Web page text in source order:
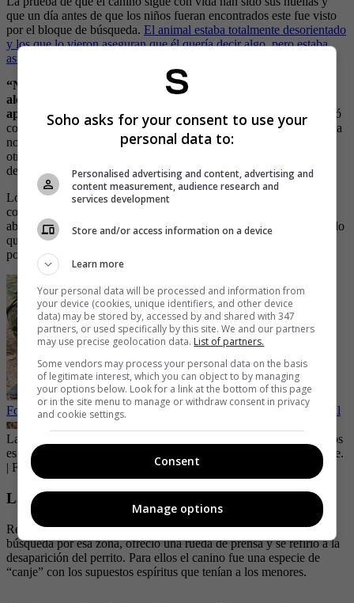
que un día antes de que los niños fueran encontrados este fue visto
por el bloque de búsqueda. El animal estaba totalmente desorientado
y los que lo vieron aseguran que él quería decir algo, pero estaba
asustado y se volvió a perder.
“Nosotros el día 8 (de junio), un día antes de salir de la selva,
alcanzamos a ver al canino a 30, 40 metros y el perro se nos
apareció y alcanzamos a ver a Wilson.El compañero mío intentó
como jugarle, como activarlo, como llamarlo para ver si venía hacia
nosotros, para cogerlo, pero el perro se asustó y salió y se perdió
otra vez en la selva”, reveló a Blu Radio Carlos Villegas, miembro
de la Defensa Civil.
Los encargados le han dejado comida y prendas con el olor de su
compañero, pues no quieren que el animal piense que lo
abandonaron. Además, su estado de salud parece ser delicado por lo
que dijo Lesly, entonces la idea es alimentarlo de todas las formas
posibles hasta encontrarlo.
Foto de Wilson el perro rescatista cuando era cachorro se hace viral
La única noticia triste en medio del júbilo por el rescate de los niños
es que Wilson, el perro que los habría acompañado, aún no aparece.
| Foto:
La razón por la Wilson se quedó en la selva
Recientemente, el CRIC, que también ayudó con un grupo de
búsqueda por esa zona, ofreció una rueda de prensa y se refirió a la
desaparición del perrito. Para ellos el canino fue una especie de
“canje” con los supuestos espíritus que tenían a los menores.
Soho asks for your consent to use your
personal data to:
Personalised advertising and content, advertising and
content measurement, audience research and
services development
Store and/or access information on a device
Learn more
Your personal data will be processed and information from
your device (cookies, unique identifiers, and other device
data) may be stored by, accessed by and shared with 347
partners, or used specifically by this site. We and our partners
may use precise geolocation data. List of partners.
Some vendors may process your personal data on the basis
of legitimate interest, which you can object to by managing
your options below. Look for a link at the bottom of this page
or in the site menu to manage or withdraw consent in privacy
and cookie settings.
Consent
Manage options